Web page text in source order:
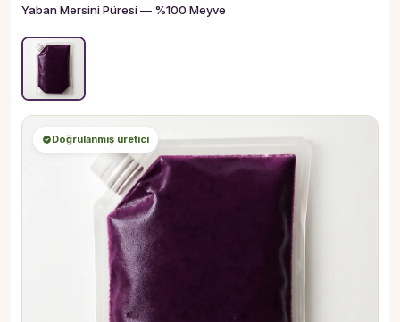
Yaban Mersini Püresi — %100 Meyve
Doğrulanmış üretici